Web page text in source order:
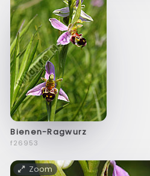
Bienen-Ragwurz
f26953
Zoom